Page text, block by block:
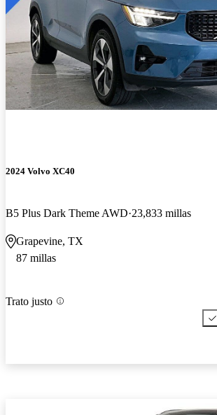
2024 Volvo XC40
B5 Plus Dark Theme AWD 23,833 millas
Grapevine, TX
87 millas
Trato justo